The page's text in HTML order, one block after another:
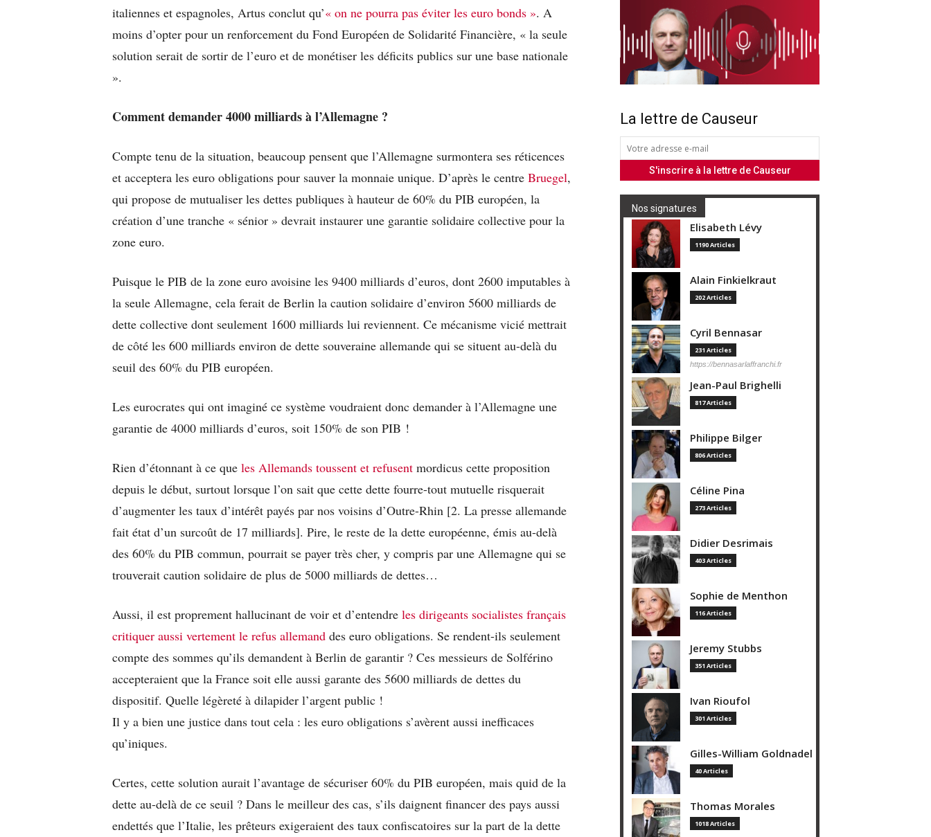
italiennes et espagnoles, Artus conclut qu’« on ne pourra pas éviter les euro bonds ». A
moins d’opter pour un renforcement du Fond Européen de Solidarité Financière, « la seule
solution serait de sortir de l’euro et de monétiser les déficits publics sur une base nationale
».
Comment demander 4000 milliards à l’Allemagne ?
Compte tenu de la situation, beaucoup pensent que l’Allemagne surmontera ses réticences
et acceptera les euro obligations pour sauver la monnaie unique. D’après le centre Bruegel,
qui propose de mutualiser les dettes publiques à hauteur de 60% du PIB européen, la
création d’une tranche « sénior » devrait instaurer une garantie solidaire collective pour la
zone euro.
Puisque le PIB de la zone euro avoisine les 9400 milliards d’euros, dont 2600 imputables à
la seule Allemagne, cela ferait de Berlin la caution solidaire d’environ 5600 milliards de
dette collective dont seulement 1600 milliards lui reviennent. Ce mécanisme vicié mettrait
de côté les 600 milliards environ de dette souveraine allemande qui se situent au-delà du
seuil des 60% du PIB européen.
Les eurocrates qui ont imaginé ce système voudraient donc demander à l’Allemagne une
garantie de 4000 milliards d’euros, soit 150% de son PIB !
Rien d’étonnant à ce que les Allemands toussent et refusent mordicus cette proposition
depuis le début, surtout lorsque l’on sait que cette dette fourre-tout mutuelle risquerait
d’augmenter les taux d’intérêt payés par nos voisins d’Outre-Rhin [2. La presse allemande
fait état d’un surcoût de 17 milliards]. Pire, le reste de la dette européenne, émis au-delà
des 60% du PIB commun, pourrait se payer très cher, y compris par une Allemagne qui se
trouverait caution solidaire de plus de 5000 milliards de dettes…
Aussi, il est proprement hallucinant de voir et d’entendre les dirigeants socialistes français
critiquer aussi vertement le refus allemand des euro obligations. Se rendent-ils seulement
compte des sommes qu’ils demandent à Berlin de garantir ? Ces messieurs de Solférino
accepteraient que la France soit elle aussi garante des 5600 milliards de dettes du
dispositif. Quelle légèreté à dilapider l’argent public !
Il y a bien une justice dans tout cela : les euro obligations s’avèrent aussi inefficaces
qu’iniques.
Certes, cette solution aurait l’avantage de sécuriser 60% du PIB européen, mais quid de la
dette au-delà de ce seuil ? Dans le meilleur des cas, s’ils daignent financer des pays aussi
endettés que l’Italie, les prêteurs exigeraient des taux confiscatoires sur la part de la dette
La lettre de Causeur
Nos signatures
Elisabeth Lévy
1190 Articles
Alain Finkielkraut
202 Articles
Cyril Bennasar
231 Articles
https://bennasarlaffranchi.fr
Jean-Paul Brighelli
817 Articles
Philippe Bilger
806 Articles
Céline Pina
273 Articles
Didier Desrimais
403 Articles
Sophie de Menthon
116 Articles
Jeremy Stubbs
351 Articles
Ivan Rioufol
301 Articles
Gilles-William Goldnadel
40 Articles
Thomas Morales
1018 Articles